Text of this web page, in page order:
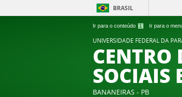
Ir para o conteúdo 1 Ir para o
BRASIL
UNIVERSIDADE FEDERAL DA
CENTRO
SOCIAIS
BANANEIRAS - PB